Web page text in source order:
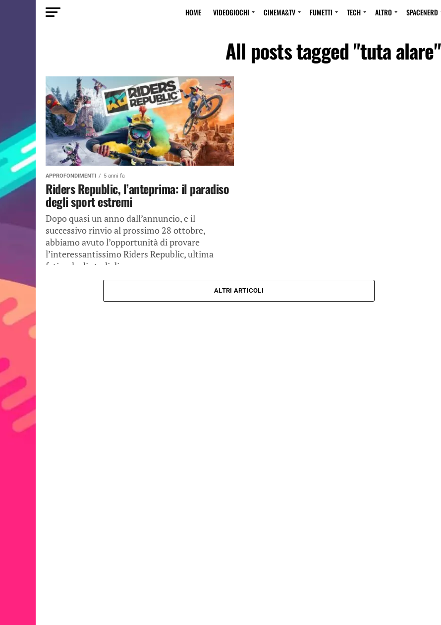
HOME VIDEOGIOCHI CINEMA&TV FUMETTI TECH ALTRO SPACENERD
All posts tagged "tuta alare"
APPROFONDIMENTI 5 anni fa
Riders Republic, l’anteprima: il paradiso
degli sport estremi
Dopo quasi un anno dall’annuncio, e il
successivo rinvio al prossimo 28 ottobre,
abbiamo avuto l’opportunità di provare
l’interessantissimo Riders Republic, ultima
fatica degli studi di...
ALTRI ARTICOLI